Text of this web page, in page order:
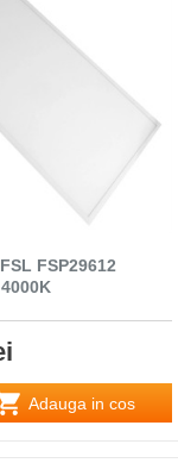
FSP29612
Adauga in cos